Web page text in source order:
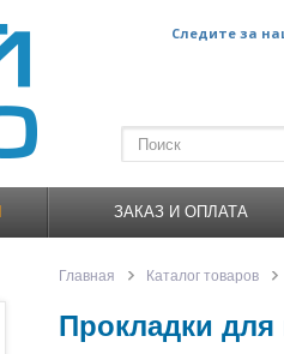
Следите за
ЗАКАЗ И ОПЛАТА
Главная Каталог товаров
Прокладки